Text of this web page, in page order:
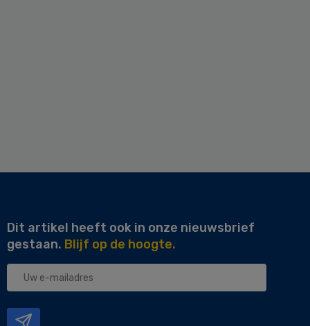
Dit artikel heeft ook in onze nieuwsbrief
gestaan. Blijf op de hoogte.
Uw